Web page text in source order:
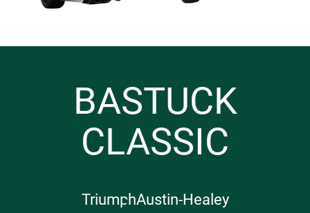
BASTUCK
CLASSIC
TriumphAustin-Healey